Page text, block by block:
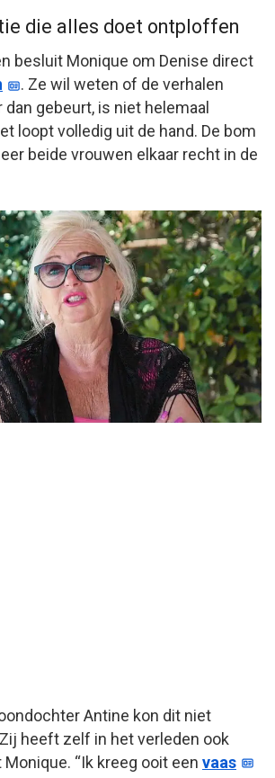
die alles doet ontploffen
besluit Monique om Denise direct
. Ze wil weten of de verhalen
dan gebeurt, is niet helemaal
loopt volledig uit de hand. De bom
beide vrouwen elkaar recht in de
Antine kon dit niet
heeft zelf in het verleden ook
“Ik kreeg ooit een vaas